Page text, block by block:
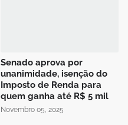
Senado aprova por
unanimidade, isenção do
Imposto de Renda para
quem ganha até R$ 5 mil
Novembro 05, 2025